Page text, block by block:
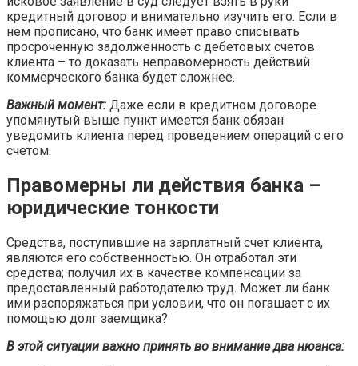
кредитный договор и внимательно изучить его. Если в
нем прописано, что банк имеет право списывать
просроченную задолженность с дебетовых счетов
клиента – то доказать неправомерность действий
коммерческого банка будет сложнее.
Важный момент: Даже если в кредитном договоре
упомянутый выше пункт имеется банк обязан
уведомить клиента перед проведением операций с его
счетом.
Правомерны ли действия банка –
юридические тонкости
Средства, поступившие на зарплатный счет клиента,
являются его собственностью. Он отработал эти
средства; получил их в качестве компенсации за
предоставленный работодателю труд. Может ли банк
ими распоряжаться при условии, что он погашает с их
помощью долг заемщика?
В этой ситуации важно принять во внимание два нюанса: